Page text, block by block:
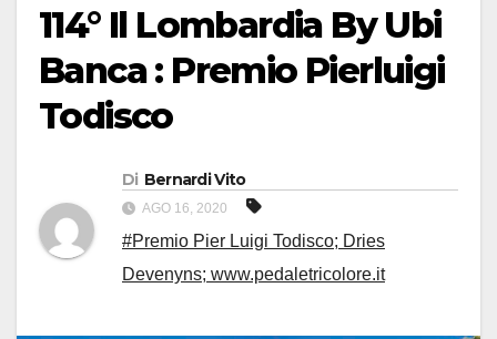
114° Il Lombardia By Ubi
Banca : Premio Pierluigi
Todisco
Di Bernardi Vito
AGO 16, 2020
#Premio Pier Luigi Todisco; Dries
Devenyns; www.pedaletricolore.it